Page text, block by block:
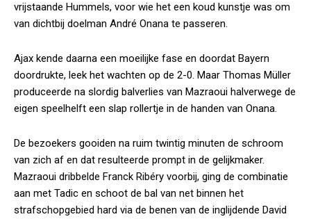
vrijstaande Hummels, voor wie het een koud kunstje was om
van dichtbij doelman André Onana te passeren.
Ajax kende daarna een moeilijke fase en doordat Bayern
doordrukte, leek het wachten op de 2-0. Maar Thomas Müller
produceerde na slordig balverlies van Mazraoui halverwege de
eigen speelhelft een slap rollertje in de handen van Onana.
De bezoekers gooiden na ruim twintig minuten de schroom
van zich af en dat resulteerde prompt in de gelijkmaker.
Mazraoui dribbelde Franck Ribéry voorbij, ging de combinatie
aan met Tadic en schoot de bal van net binnen het
strafschopgebied hard via de benen van de inglijdende David